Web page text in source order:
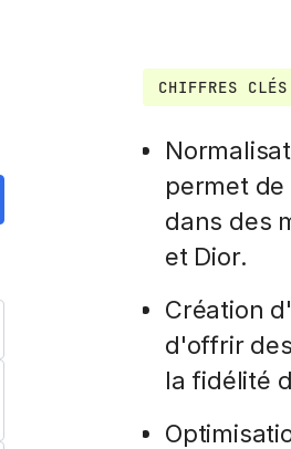
CHIFFRES CLÉS
permet de
dans des
et Dior.
Création
d'offrir
la fidélité